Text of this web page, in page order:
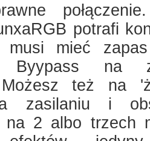
potrafi
musi mieć
Byypass na
Możesz też na
zasilaniu i
na 2 albo trzech